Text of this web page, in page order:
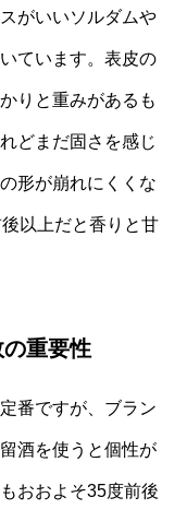
がいいソルダムや
ています。表皮の
りと重みがあるも
どまだ固さを感じ
形が崩れにくくな
以上だと香りと甘
重要性
番ですが、ブラン
酒を使うと個性が
おおよそ35度前後